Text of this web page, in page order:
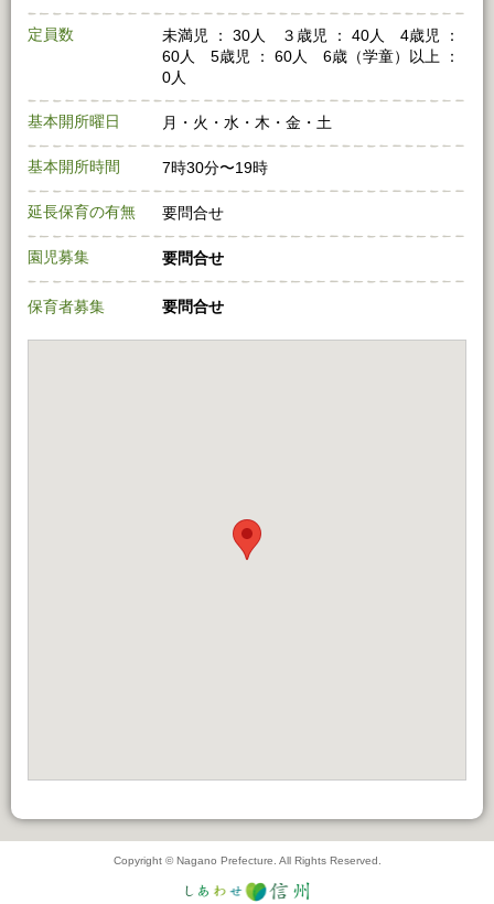
定員数
未満児 ： 30人 ３歳児 ： 40人 4歳児 ：
60人 5歳児 ： 60人 6歳（学童）以上 ：
0人
基本開所曜日 月・火・水・木・金・土
基本開所時間 7時30分〜19時
延長保育の有無 要問合せ
園児募集 要問合せ
保育者募集 要問合せ
Copyright © Nagano Prefecture. All Rights Reserved.